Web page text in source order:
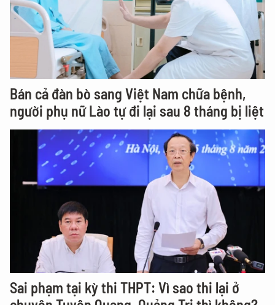
Bán cả đàn bò sang Việt Nam chữa bệnh,
người phụ nữ Lào tự đi lại sau 8 tháng bị liệt
Sai phạm tại kỳ thi THPT: Vì sao thi lại ở